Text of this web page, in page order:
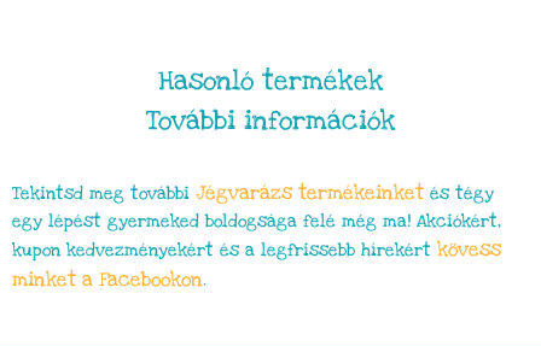
Hasonló termékek
További információk
Tekintsd meg további Jégvarázs termékeinket és tégy
egy lépést gyermeked boldogsága felé még ma! Akciókért,
kupon kedvezményekért és a legfrissebb hírekért kövess
minket a Facebookon.